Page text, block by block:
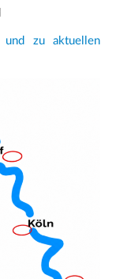
und zu aktuellen